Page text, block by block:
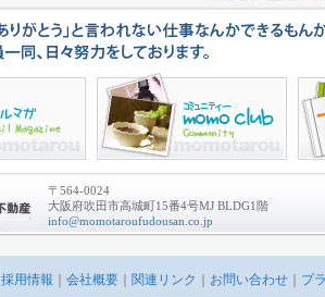
〒564-0024
大阪府吹田市高城町15番4号MJ BLDG1階
info@momotaroufudousan.co.jp
採用情報 会社概要 関連リンク お問い合わせ プ